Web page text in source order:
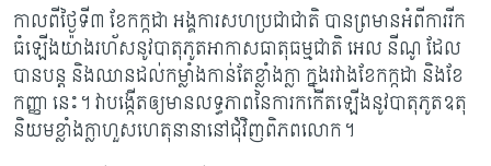
កាលពីថ្ងៃទី៣​​ ខែកក្កដា អង្គការសហប្រជាជាតិ បានព្រមានអំពីការរីក
ធំឡើងយ៉ាងរហ័ស​នូវ​បាតុភូតអាកាសធាតុធម្មជាតិ អេល នីណូ ដែល
បានបន្ត និងឈានដល់កម្លាំង​កាន់តែខ្លាំង​ក្លា ក្នុងរវាងខែកក្កដា និងខែ
កញ្ញា នេះ។ វាបង្កើតឲ្យមានលទ្ធភាពនៃការកកើតឡើងនូវ​បាតុភូត​ឧតុ​
និយមខ្លាំងក្លាហួសហេតុនានា​នៅជុំវិញពិភពលោក។